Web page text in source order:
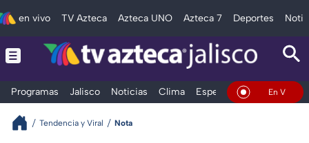
en vivo TV Azteca Azteca UNO Azteca 7 Deportes
Programas Jalisco Noticias Clima Espectáculos Deportes
En Vivo
Tendencia y Viral Nota